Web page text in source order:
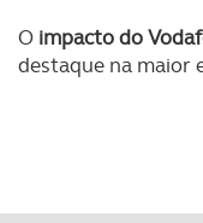
Realçamos que o
tecnologias
O impacto do
destaque na maior